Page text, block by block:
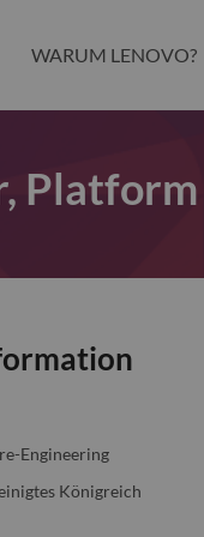
WARUM LENOVO?
Platform
Engineering
Königreich